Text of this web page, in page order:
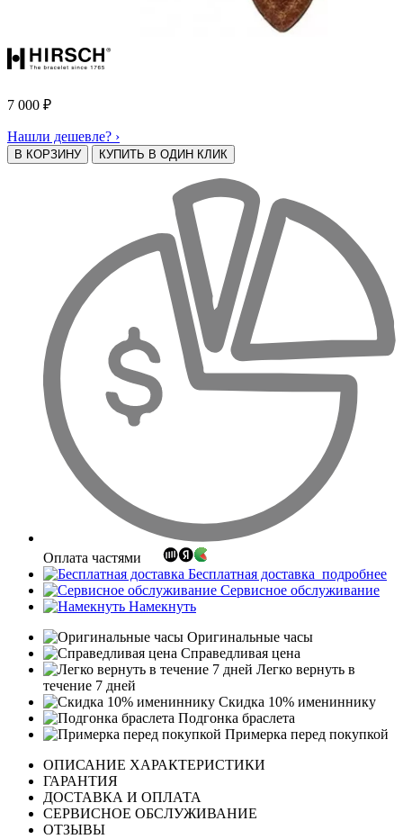
7 000 ₽
Нашли дешевле? ›
В КОРЗИНУ КУПИТЬ В ОДИН КЛИК
Оплата частями
Бесплатная доставка подробнее
Сервисное обслуживание
Намекнуть
Оригинальные часы
Справедливая цена
Легко вернуть в
течение 7 дней
Скидка 10% имениннику
Подгонка браслета
Примерка перед покупкой
ОПИСАНИЕ ХАРАКТЕРИСТИКИ
ГАРАНТИЯ
ДОСТАВКА И ОПЛАТА
СЕРВИСНОЕ ОБСЛУЖИВАНИЕ
ОТЗЫВЫ